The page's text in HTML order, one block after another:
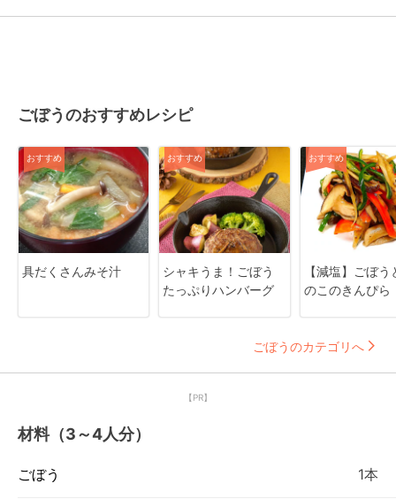
ごぼうのおすすめレシピ
おすすめ
具だくさんみそ汁
おすすめ
シャキうま！ごぼう
たっぷりハンバーグ
おすすめ
【減塩】ごぼう
のこのきんぴら
ごぼうのカテゴリへ
【PR】
材料（3～4人分）
ごぼう 1本